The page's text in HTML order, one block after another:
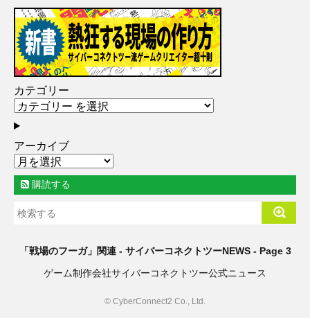
カテゴリー
アーカイブ
購読する
「戦場のフーガ」関連 - サイバーコネクトツーNEWS - Page 3
ゲーム制作会社サイバーコネクトツー公式ニュース
© CyberConnect2 Co., Ltd.